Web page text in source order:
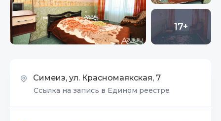
17+
Симеиз, ул. Красномаякская, 7
Ссылка на запись в Едином реестре